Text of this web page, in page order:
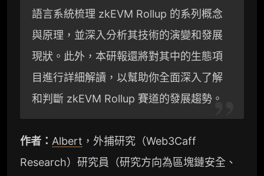
o
語言系統梳理 zkEVM Rollup 的系列概念
與原理，並深入分析其技術的演變和發展
現狀。此外，本研報還將對其中的生態項
目進行詳細解讀，以幫助你全面深入了解
和判斷 zkEVM Rollup 賽道的發展趨勢。
作者： Albert ，外捕研究（Web3Caff
Research）研究員（研究方向為區塊鏈安全、